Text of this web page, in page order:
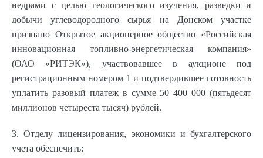
недрами с целью геологического изучения, разведки и
добычи углеводородного сырья на Донском участке
признано Открытое акционерное общество «Российская
инновационная топливно-энергетическая компания»
(ОАО «РИТЭК»), участвовавшее в аукционе под
регистрационным номером 1 и подтвердившее готовность
уплатить разовый платеж в сумме 50 400 000 (пятьдесят
миллионов четыреста тысяч) рублей.
3. Отделу лицензирования, экономики и бухгалтерского
учета обеспечить: